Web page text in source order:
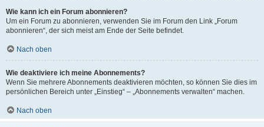
Wie kann ich ein Forum abonnieren?
Um ein Forum zu abonnieren, verwenden Sie im Forum den Link „Forum
abonnieren“, der sich meist am Ende der Seite befindet.
Nach oben
Wie deaktiviere ich meine Abonnements?
Wenn Sie mehrere Abonnements deaktivieren möchten, so können Sie dies im
persönlichen Bereich unter „Einstieg“ – „Abonnements verwalten“ machen.
Nach oben